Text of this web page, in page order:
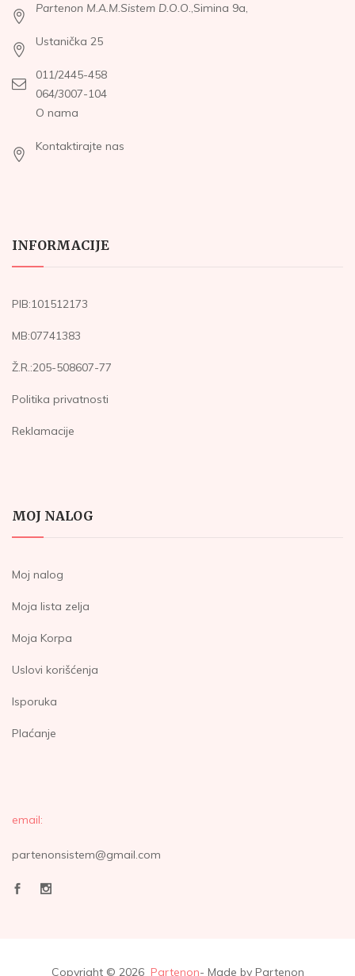
Partenon M.A.M.Sistem D.O.O.,Simina 9a,
Ustanička 25
011/2445-458
064/3007-104
O nama
Kontaktirajte nas
INFORMACIJE
PIB:101512173
MB:07741383
Ž.R.:205-508607-77
Politika privatnosti
Reklamacije
MOJ NALOG
Moj nalog
Moja lista zelja
Moja Korpa
Uslovi korišćenja
Isporuka
Plaćanje
email:
partenonsistem@gmail.com
Copyright © 2026 Partenon- Made by Partenon